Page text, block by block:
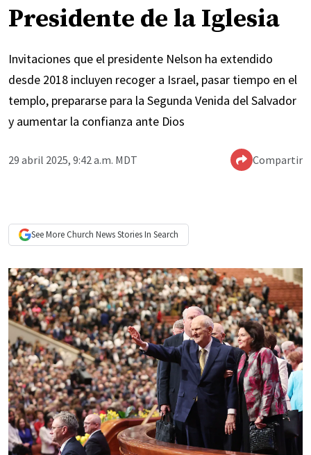
Presidente de la Iglesia
Invitaciones que el presidente Nelson ha extendido
desde 2018 incluyen recoger a Israel, pasar tiempo en el
templo, prepararse para la Segunda Venida del Salvador
y aumentar la confianza ante Dios
29 abril 2025, 9:42 a.m. MDT Compartir
See More Church NewsStories In Search